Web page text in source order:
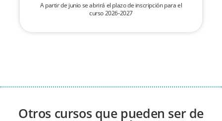
A partir de junio se abrirá el plazo de inscripción para el
curso 2026-2027
Otros cursos que pueden ser de